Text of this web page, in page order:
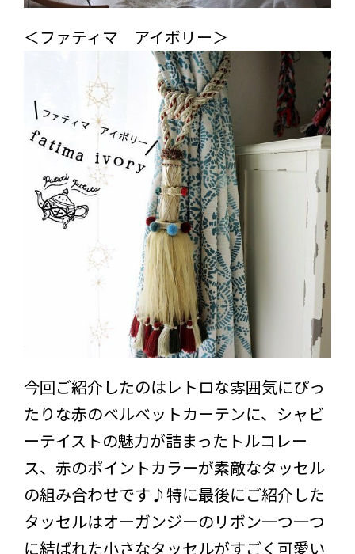
＜ファティマ アイボリー＞
今回ご紹介したのはレトロな雰囲気にぴっ
たりな赤のベルベットカーテンに、シャビ
ーテイストの魅力が詰まったトルコレー
ス、赤のポイントカラーが素敵なタッセル
の組み合わせです♪特に最後にご紹介した
タッセルはオーガンジーのリボン一つ一つ
に結ばれた小さなタッセルがすごく可愛い